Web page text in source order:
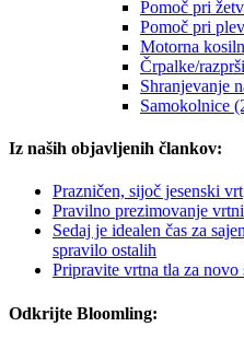
Pomoč pri
Pomoč pri
Motorna
Črpalke/
Shranjevanje
Samokolnice
Iz naših objavljenih člankov:
Prazničen, sijoč jesenski vrt
Pravilno prezimovanje
Sedaj je idealen čas za
spravilo ostalih
Pripravite vrtna tla za novo
Odkrijte Bloomling: